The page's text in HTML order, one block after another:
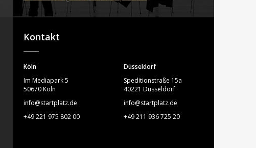
STARTPLATZ
Kontakt
Köln
Im Mediapark 5
50670 Köln
info@startplatz.de
+49 221 975 802 00
Düsseldorf
Speditionstraße 15a
40221 Düsseldorf
info@startplatz.de
+49 211 936 725 20